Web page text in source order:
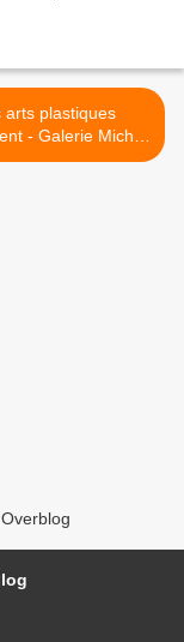
arts plastiques
- Galerie Michel
Journiac >